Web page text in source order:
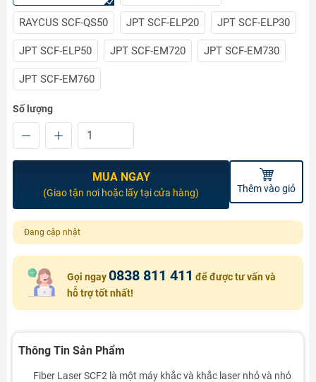
RAYCUS SCF-QS50 JPT SCF-ELP20 JPT SCF-ELP30
JPT SCF-ELP50 JPT SCF-EM720 JPT SCF-EM730
JPT SCF-EM760
Số lượng
MUA NGAY
(Giao tận nơi hoặc lấy tại cửa hàng) Thêm vào giỏ
Đang cập nhật
Gọi ngay 0838 811 411 để được tư vấn và
hỗ trợ tốt nhất!
Thông Tin Sản Phẩm
Fiber Laser SCF2 là một máy khắc và khắc laser nhỏ và nhỏ